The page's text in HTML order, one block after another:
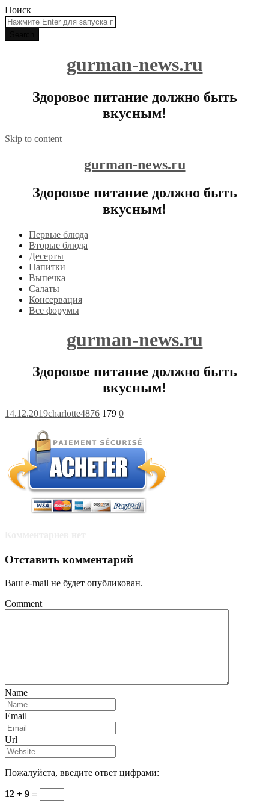
Поиск
gurman-news.ru
Здоровое питание должно быть
вкусным!
Skip to content
gurman-news.ru
Здоровое питание должно быть
вкусным!
Первые блюда
Вторые блюда
Десерты
Напитки
Выпечка
Салаты
Консервация
Все форумы
gurman-news.ru
Здоровое питание должно быть
вкусным!
14.12.2019charlotte4876 179 0
Отставить комментарий
Ваш e-mail не будет опубликован.
Comment
Name
Email
Url
Пожалуйста, введите ответ цифрами:
12 + 9 =